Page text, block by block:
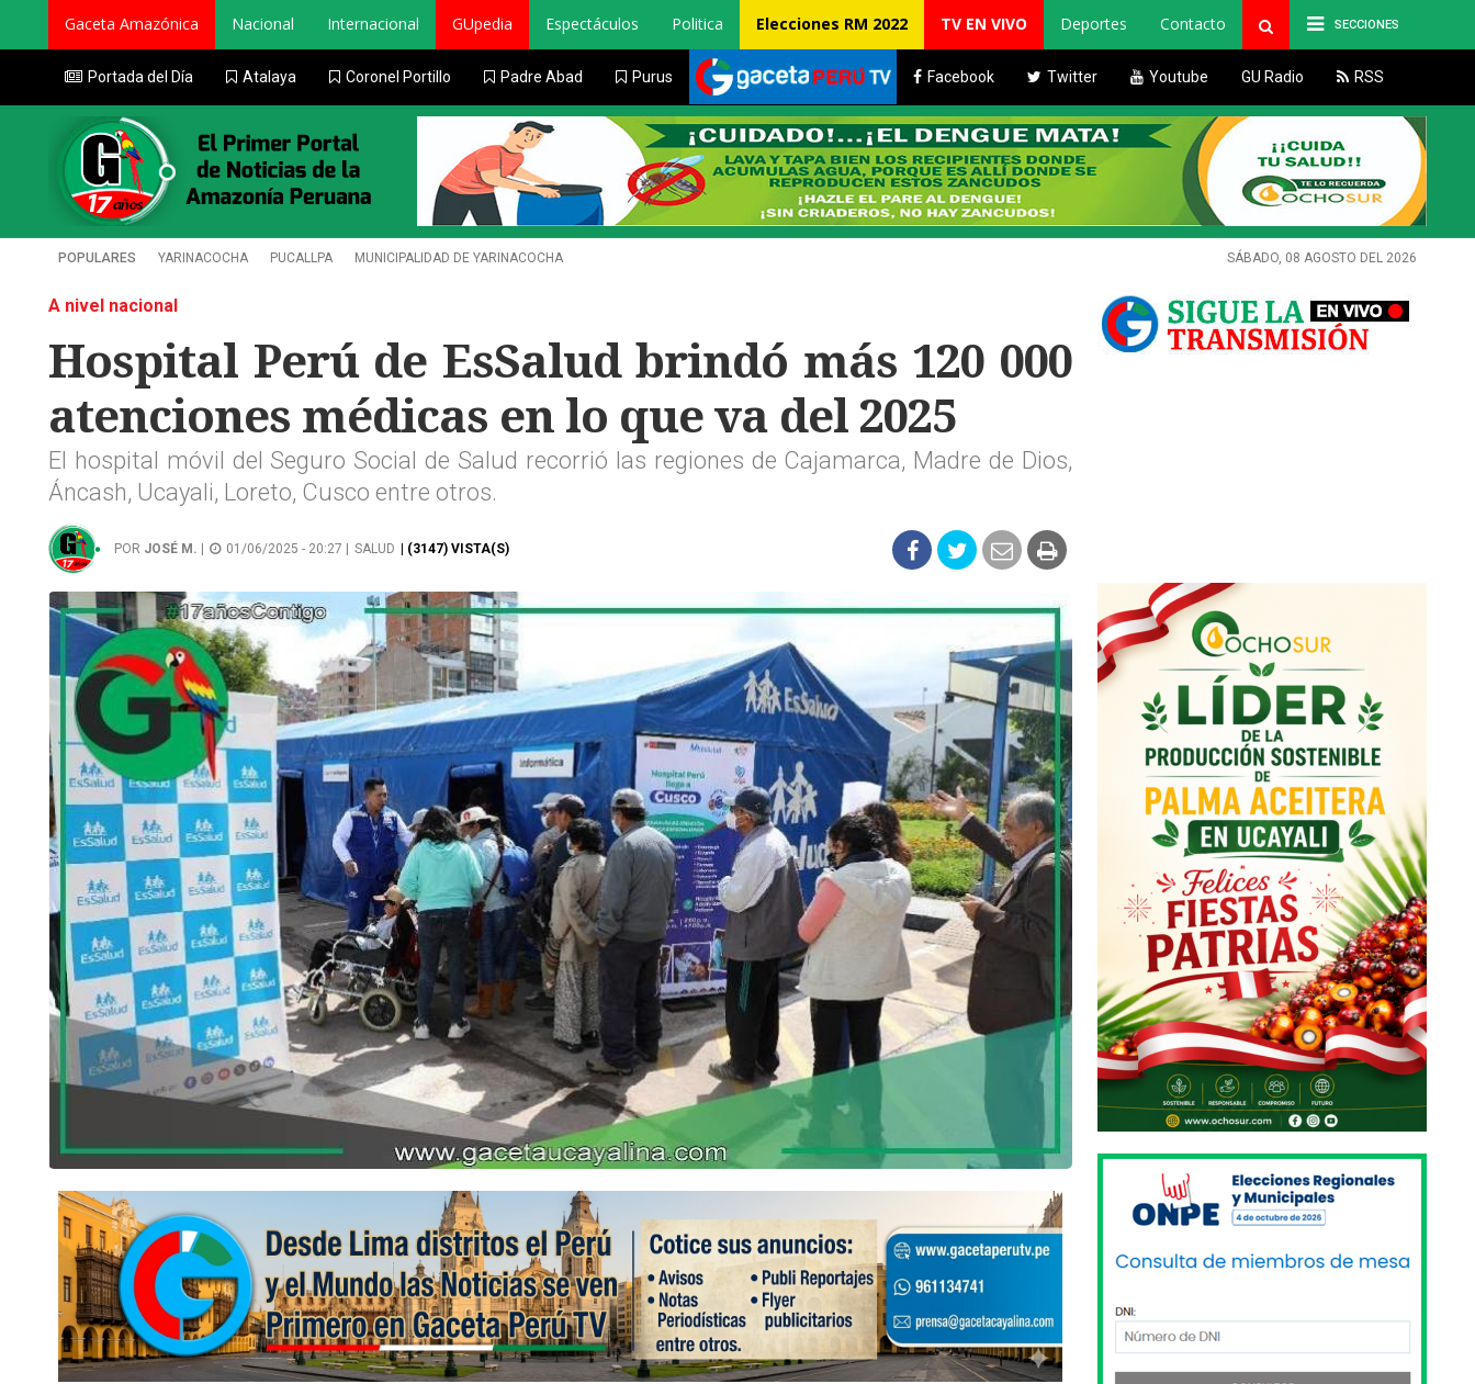
SECCIONES
Gaceta Amazónica Nacional Internacional GUpedia Espectáculos Politica Elecciones RM 2022 TV EN VIVO Deportes Contacto
Portada del Día Atalaya Coronel Portillo Padre Abad Purus Facebook Twitter Youtube GU Radio RSS
POPULARES YARINACOCHA PUCALLPA MUNICIPALIDAD DE YARINACOCHA SÁBADO, 08 AGOSTO DEL 2026
A nivel nacional
Hospital Perú de EsSalud brindó más 120 000
atenciones médicas en lo que va del 2025
El hospital móvil del Seguro Social de Salud recorrió las regiones de Cajamarca, Madre de Dios,
Áncash, Ucayali, Loreto, Cusco entre otros.
POR JOSÉ M. 01/06/2025 - 20:27 | SALUD | (3147) VISTA(S)